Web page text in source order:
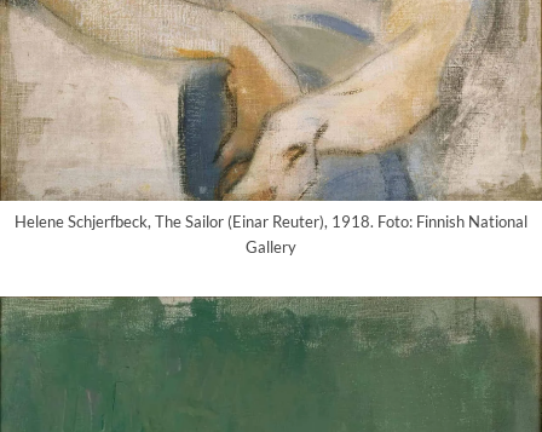
Helene Schjerfbeck, The Sailor (Einar Reuter), 1918. Foto: Finnish National
Gallery